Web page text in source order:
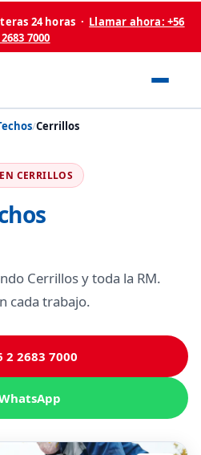
24 horas · Llamar ahora: +56
7000
/Cerrillos
CERRILLOS
Cerrillos y toda la RM.
cada trabajo.
2 2683 7000